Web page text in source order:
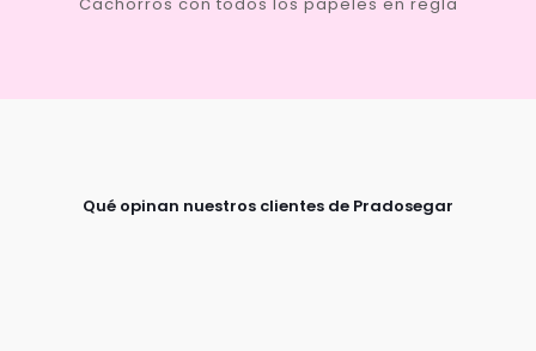
Qué opinan nuestros clientes de Pradosegar